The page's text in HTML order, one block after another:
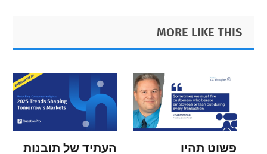
Primary
Sidebar
Footer
MORE LIKE THIS
פשוט תהיו
העתיד של תובנות